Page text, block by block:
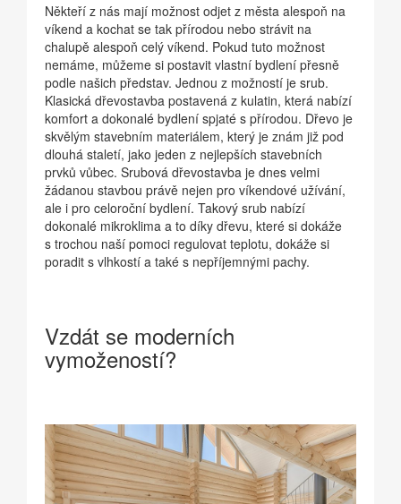
Někteří z nás mají možnost odjet z města alespoň na
víkend a kochat se tak přírodou nebo strávit na
chalupě alespoň celý víkend. Pokud tuto možnost
nemáme, můžeme si postavit vlastní bydlení přesně
podle našich představ. Jednou z možností je srub.
Klasická dřevostavba postavená z kulatin, která nabízí
komfort a dokonalé bydlení spjaté s přírodou. Dřevo je
skvělým stavebním materiálem, který je znám již pod
dlouhá staletí, jako jeden z nejlepších stavebních
prvků vůbec. Srubová dřevostavba je dnes velmi
žádanou stavbou právě nejen pro víkendové užívání,
ale i pro celoroční bydlení. Takový srub nabízí
dokonalé mikroklima a to díky dřevu, které si dokáže
s trochou naší pomoci regulovat teplotu, dokáže si
poradit s vlhkostí a také s nepříjemnými pachy.
Vzdát se moderních
vymožeností?